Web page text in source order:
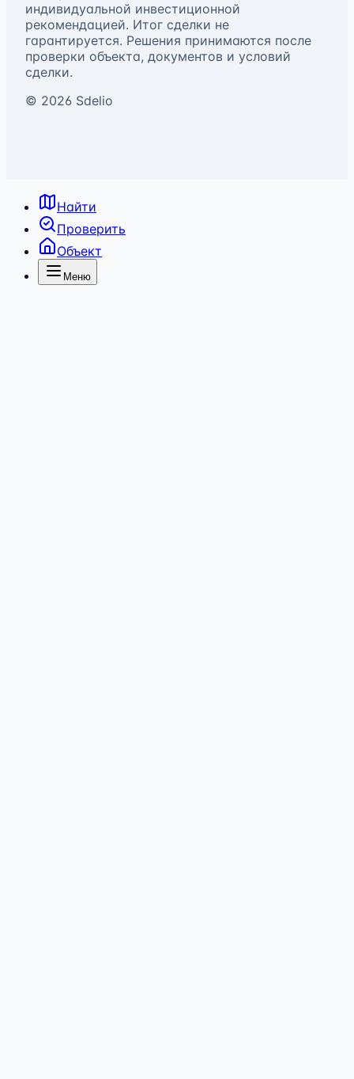
индивидуальной инвестиционной
рекомендацией. Итог сделки не
гарантируется. Решения принимаются после
проверки объекта, документов и условий
сделки.
© 2026 Sdelio
Найти
Проверить
Объект
Меню